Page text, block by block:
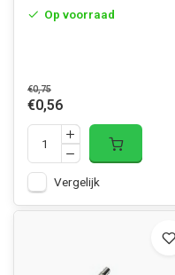
Op voorraad
€0,75
€0,56
Vergelijk